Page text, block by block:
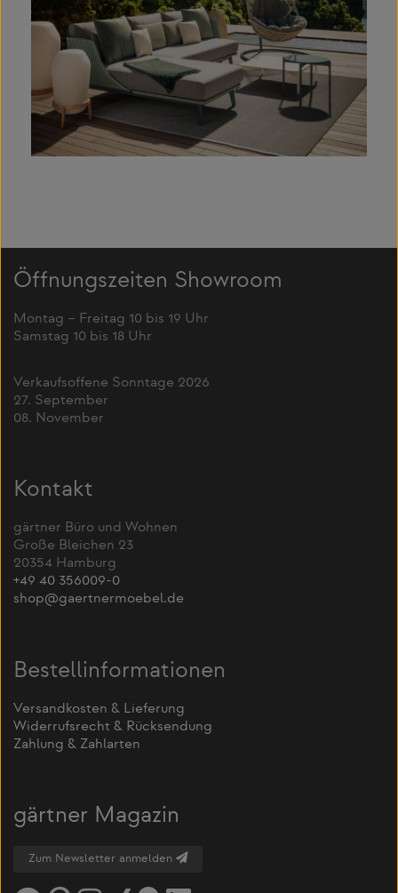
Öffnungszeiten Showroom
Montag – Freitag 10 bis 19 Uhr
Samstag 10 bis 18 Uhr
Verkaufsoffene Sonntage 2026
27. September
08. November
Kontakt
gärtner Büro und Wohnen
Große Bleichen 23
20354 Hamburg
+49 40 356009-0
shop@gaertnermoebel.de
Bestellinformationen
Versandkosten & Lieferung
Widerrufsrecht & Rücksendung
Zahlung & Zahlarten
gärtner Magazin
Zum Newsletter anmelden